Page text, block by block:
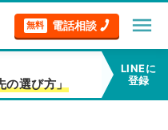
無料 電話相談 menu
選び方」
LINEに
登録